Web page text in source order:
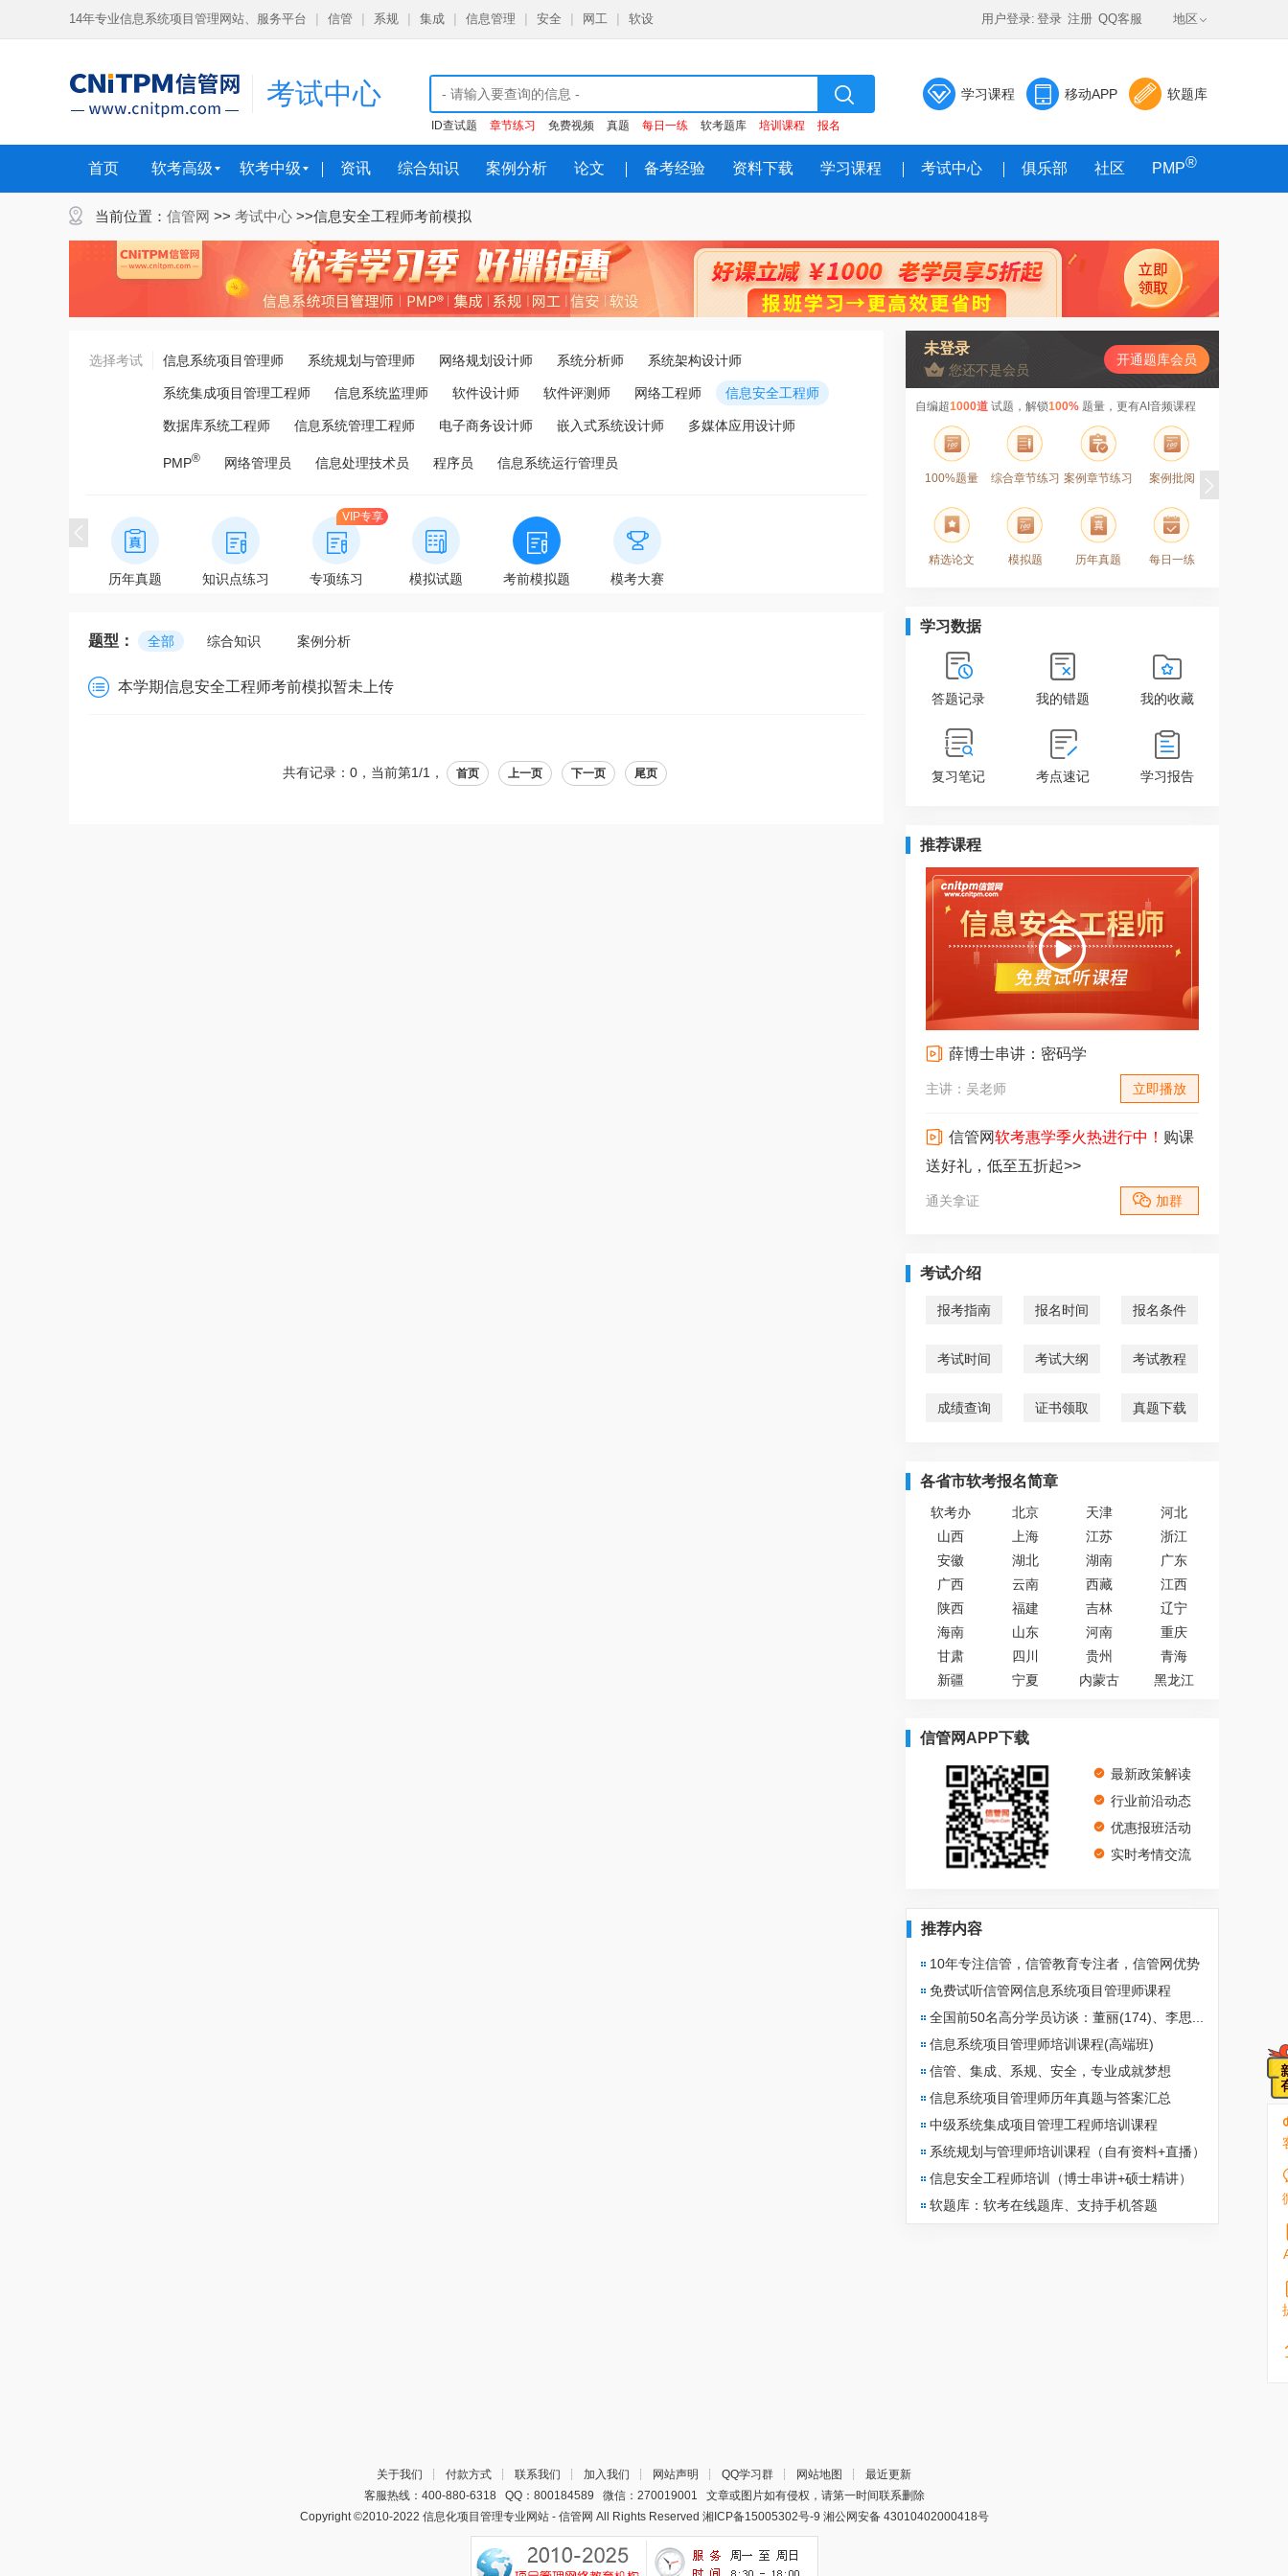
14年专业信息系统项目管理网站、服务平台 信管 系规 集成 信息管理 安全 网工 软设 用户登录: 登录 注册 QQ客服 地区
软题库
移动APP
学习课程
ID查试题 章节练习 免费视频 真题 每日一练 软考题库 培训课程 报名
考试中心
首页 软考高级 软考中级 资讯 综合知识 案例分析 论文 备考经验 资料下载 学习课程 考试中心 俱乐部 社区 PMP®
当前位置： 信管网 >> 考试中心 >>信息安全工程师考前模拟
选择考试 信息系统项目管理师 系统规划与管理师 网络规划设计师 系统分析师 系统架构设计师
系统集成项目管理工程师 信息系统监理师 软件设计师 软件评测师 网络工程师 信息安全工程师
数据库系统工程师 信息系统管理工程师 电子商务设计师 嵌入式系统设计师 多媒体应用设计师
PMP® 网络管理员 信息处理技术员 程序员 信息系统运行管理员
历年真题 知识点练习
VIP专享
专项练习 模拟试题 考前模拟题 模考大赛
题型： 全部 综合知识 案例分析
本学期信息安全工程师考前模拟暂未上传
共有记录：0，当前第1/1， 首页 上一页 下一页 尾页
未登录
您还不是会员
开通题库会员
自编超1000道 试题，解锁100% 题量，更有AI音频课程
100%题量 综合章节练习 案例章节练习 案例批阅
精选论文 模拟题 历年真题 每日一练
学习数据
答题记录 我的错题 我的收藏
复习笔记 考点速记 学习报告
推荐课程
薛博士串讲：密码学
主讲：吴老师 立即播放
信管网软考惠学季火热进行中！ 购课
送好礼，低至五折起>>
通关拿证 加群
考试介绍
报考指南 报名时间 报名条件
考试时间 考试大纲 考试教程
成绩查询 证书领取 真题下载
各省市软考报名简章
软考办 北京 天津
河北
山西
上海 江苏
浙江
安徽
湖北 湖南
广东
广西
云南 西藏
江西
陕西
福建 吉林
辽宁
海南
山东 河南
重庆
甘肃
四川 贵州
青海
新疆
宁夏 内蒙古 黑龙江
信管网APP下载
最新政策解读
行业前沿动态
优惠报班活动
实时考情交流
推荐内容
10年专注信管，信管教育专注者，信管网优势
免费试听信管网信息系统项目管理师课程
全国前50名高分学员访谈：董丽(174)、李思...
信息系统项目管理师培训课程(高端班)
信管、集成、系规、安全，专业成就梦想
信息系统项目管理师历年真题与答案汇总
中级系统集成项目管理工程师培训课程
系统规划与管理师培训课程（自有资料+直播）
信息安全工程师培训（博士串讲+硕士精讲）
软题库：软考在线题库、支持手机答题
关于我们 ┊ 付款方式 ┊ 联系我们 ┊ 加入我们 ┊ 网站声明 ┊ QQ学习群 ┊ 网站地图 ┊ 最近更新
客服热线：400-880-6318 QQ：800184589 微信：270019001 文章或图片如有侵权，请第一时间联系删除
Copyright ©2010-2022 信息化项目管理专业网站 - 信管网 All Rights Reserved 湘ICP备15005302号-9 湘公网安备 43010402000418号